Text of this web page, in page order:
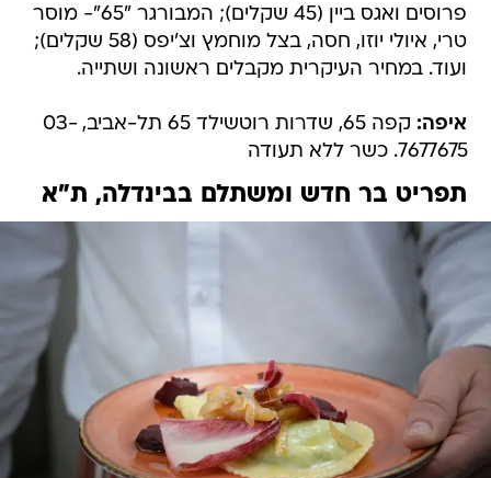
פרוסים ואגס ביין (45 שקלים); המבורגר "65"- מוסר
טרי, איולי יוזו, חסה, בצל מוחמץ וצ'יפס (58 שקלים);
ועוד. במחיר העיקרית מקבלים ראשונה ושתייה.
איפה:
קפה 65, שדרות רוטשילד 65 תל-אביב, 03-
7677675. כשר ללא תעודה
תפריט בר חדש ומשתלם בבינדלה, ת"א